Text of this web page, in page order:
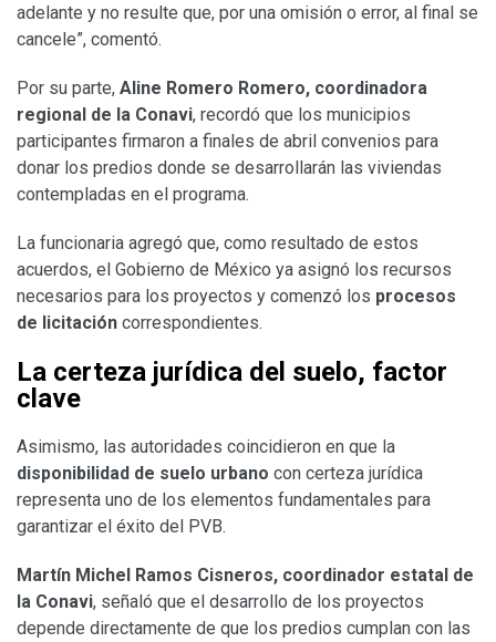
adelante y no resulte que, por una omisión o error, al final se
cancele”, comentó.
Por su parte, Aline Romero Romero, coordinadora
regional de la Conavi, recordó que los municipios
participantes firmaron a finales de abril convenios para
donar los predios donde se desarrollarán las viviendas
contempladas en el programa.
La funcionaria agregó que, como resultado de estos
acuerdos, el Gobierno de México ya asignó los recursos
necesarios para los proyectos y comenzó los procesos
de licitación correspondientes.
La certeza jurídica del suelo, factor
clave
Asimismo, las autoridades coincidieron en que la
disponibilidad de suelo urbano con certeza jurídica
representa uno de los elementos fundamentales para
garantizar el éxito del PVB.
Martín Michel Ramos Cisneros, coordinador estatal de
la Conavi, señaló que el desarrollo de los proyectos
depende directamente de que los predios cumplan con las